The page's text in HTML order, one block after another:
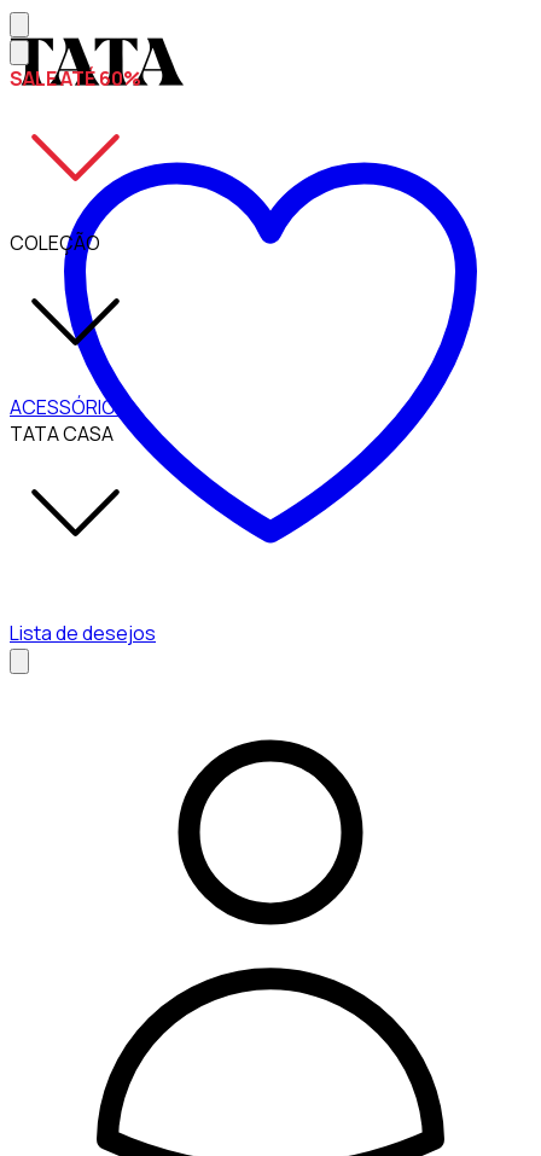
SALE ATÉ 60%
COLEÇÃO
ACESSÓRIOS
TATA CASA
Lista de desejos